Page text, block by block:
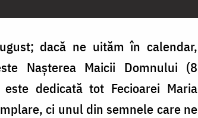
dacă ne uităm în calendar,
Nașterea Maicii Domnului (8
dedicată tot Fecioarei Maria
ci unul din semnele care ne